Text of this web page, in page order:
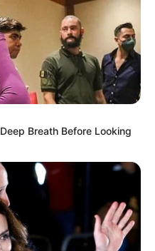
જોતા જ 3 દિવસથી પાણીમાં
ફાટ્યો
મંજુરી કોણે આપી? રાહુલ
પત્ર લખ્યો
અમદાવાદના કોમ્પ્યુટર
Breath Before Looking